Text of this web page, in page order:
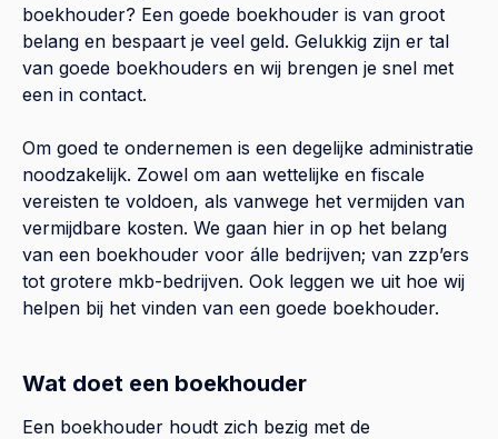
boekhouder? Een goede boekhouder is van groot
belang en bespaart je veel geld. Gelukkig zijn er tal
van goede boekhouders en wij brengen je snel met
een in contact.
Om goed te ondernemen is een degelijke administratie
noodzakelijk. Zowel om aan wettelijke en fiscale
vereisten te voldoen, als vanwege het vermijden van
vermijdbare kosten. We gaan hier in op het belang
van een boekhouder voor álle bedrijven; van zzp’ers
tot grotere mkb-bedrijven. Ook leggen we uit hoe wij
helpen bij het vinden van een goede boekhouder.
Wat doet een boekhouder
Een boekhouder houdt zich bezig met de